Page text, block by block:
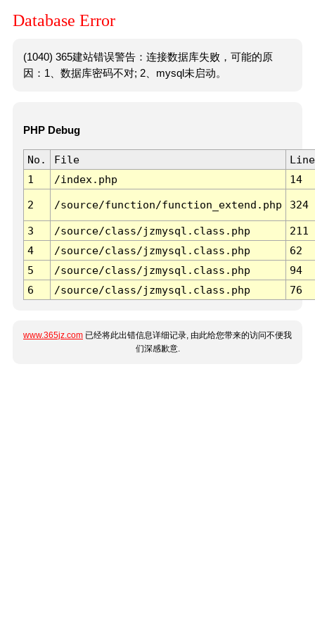
Database Error
(1040) 365建站错误警告：连接数据库失败，可能的原
因：1、数据库密码不对; 2、mysql未启动。
PHP Debug
No. File
Line
1
/index.php 14
2 /source/function/function_extend.php 324
3 /source/class/jzmysql.class.php
211
4
/source/class/jzmysql.class.php
62
5
/source/class/jzmysql.class.php
94
6
/source/class/jzmysql.class.php 76
www.365jz.com 已经将此出错信息详细记录, 由此给您带来的访问不便我
们深感歉意.